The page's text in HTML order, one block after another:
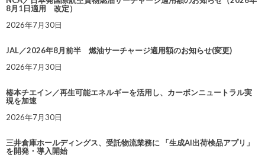
8月1日適用 改定）
2026年7月30日
JAL／2026年8月前半 燃油サーチャージ適用額のお知らせ(変更)
2026年7月30日
椿本チエイン／再生可能エネルギーを活用し、カーボンニュートラル実
現を加速
2026年7月30日
三井倉庫ホールディングス、受託物流業務に 「生成AI出荷検品アプリ」
を開発・導入開始